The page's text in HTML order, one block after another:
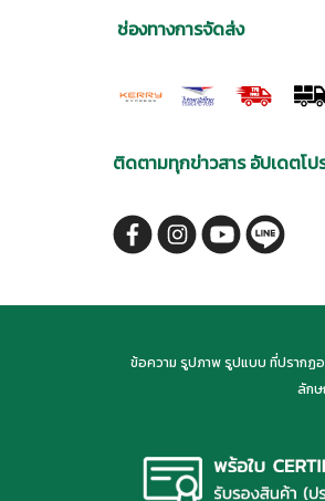
ช่องทางการจัดส่ง
ติดตามทุกข่าวสาร อัปเดตโป
ข้อความ รูปภาพ รูปแบบ ที่ปรากฏ
ลักษ